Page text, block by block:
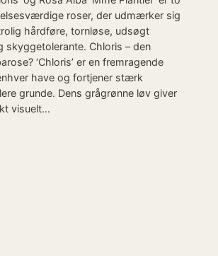
roser, der udmærker sig
hårdføre, tornløse, udsøgt
skyggetolerante. Chloris – den
‘Chloris’ er en fremragende
have og fortjener stærk
grunde. Dens grågrønne løv giver
visuelt…